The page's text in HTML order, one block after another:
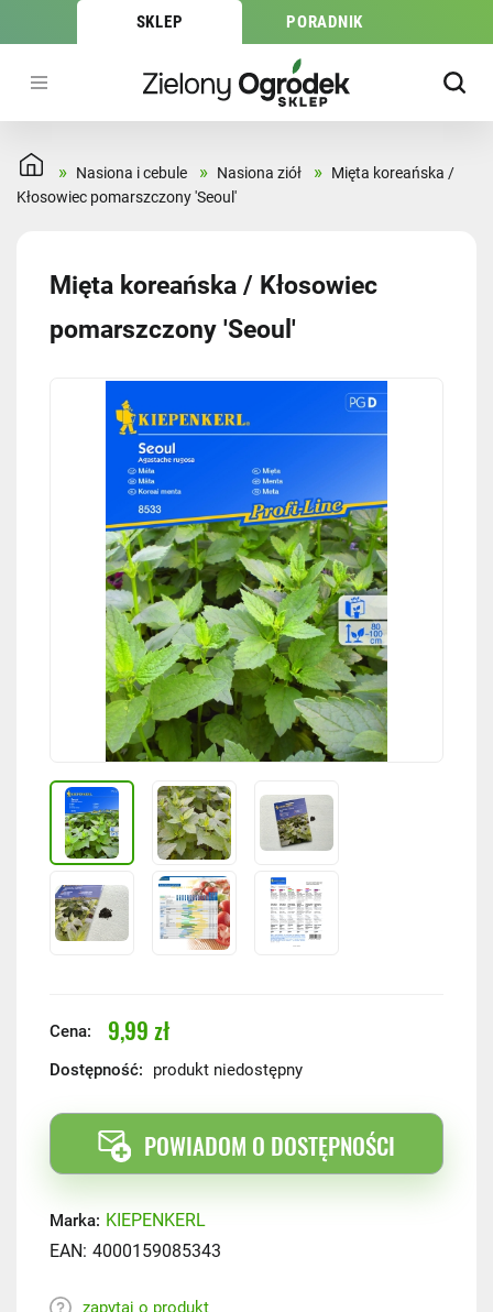
SKLEP PORADNIK
» Nasiona i cebule » Nasiona ziół » Mięta koreańska /
Kłosowiec pomarszczony 'Seoul'
Mięta koreańska / Kłosowiec
pomarszczony 'Seoul'
Cena: 9,99 zł
Dostępność: produkt niedostępny
POWIADOM O DOSTĘPNOŚCI
Marka: KIEPENKERL
EAN: 4000159085343
zapytaj o produkt